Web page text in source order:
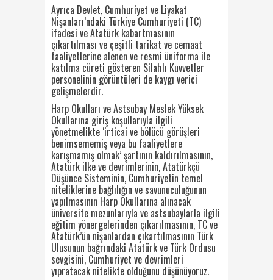
Ayrıca Devlet, Cumhuriyet ve Liyakat
Nişanları’ndaki Türkiye Cumhuriyeti (TC)
ifadesi ve Atatürk kabartmasının
çıkartılması ve çeşitli tarikat ve cemaat
faaliyetlerine alenen ve resmi üniforma ile
katılma cüreti gösteren Silahlı Kuvvetler
personelinin görüntüleri de kaygı verici
gelişmelerdir.
Harp Okulları ve Astsubay Meslek Yüksek
Okullarına giriş koşullarıyla ilgili
yönetmelikte ‘irticai ve bölücü görüşleri
benimsememiş veya bu faaliyetlere
karışmamış olmak’ şartının kaldırılmasının,
Atatürk ilke ve devrimlerinin, Atatürkçü
Düşünce Sisteminin, Cumhuriyetin temel
niteliklerine bağlılığın ve savunuculuğunun
yapılmasının Harp Okullarına alınacak
üniversite mezunlarıyla ve astsubaylarla ilgili
eğitim yönergelerinden çıkarılmasının, TC ve
Atatürk’ün nişanlardan çıkartılmasının Türk
Ulusunun bağrındaki Atatürk ve Türk Ordusu
sevgisini, Cumhuriyet ve devrimleri
yıpratacak nitelikte olduğunu düşünüyoruz.